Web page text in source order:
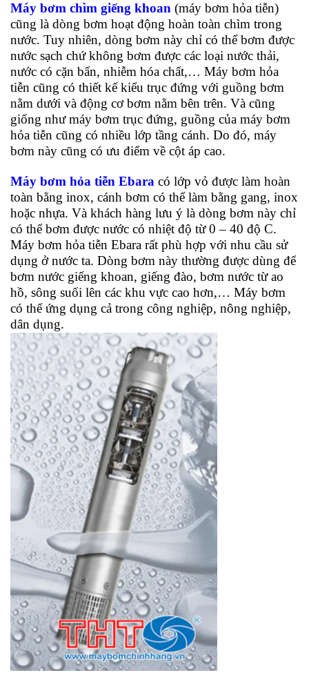
Máy bơm chìm giếng khoan (máy bơm hỏa tiễn)
cũng là dòng bơm hoạt động hoàn toàn chìm trong
nước. Tuy nhiên, dòng bơm này chỉ có thể bơm được
nước sạch chứ không bơm được các loại nước thải,
nước có cặn bẩn, nhiễm hóa chất,… Máy bơm hỏa
tiễn cũng có thiết kế kiểu trục đứng với guồng bơm
nằm dưới và động cơ bơm nằm bên trên. Và cũng
giống như máy bơm trục đứng, guồng của máy bơm
hỏa tiễn cũng có nhiều lớp tầng cánh. Do đó, máy
bơm này cũng có ưu điểm về cột áp cao.
Máy bơm hỏa tiễn Ebara có lớp vỏ được làm hoàn
toàn bằng inox, cánh bơm có thể làm bằng gang, inox
hoặc nhựa. Và khách hàng lưu ý là dòng bơm này chỉ
có thể bơm được nước có nhiệt độ từ 0 – 40 độ C.
Máy bơm hỏa tiễn Ebara rất phù hợp với nhu cầu sử
dụng ở nước ta. Dòng bơm này thường được dùng để
bơm nước giếng khoan, giếng đào, bơm nước từ ao
hồ, sông suối lên các khu vực cao hơn,… Máy bơm
có thể ứng dụng cả trong công nghiệp, nông nghiệp,
dân dụng.